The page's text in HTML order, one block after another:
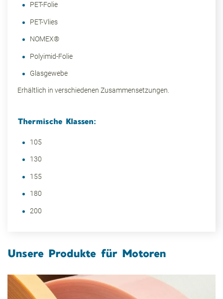
PET-Folie
PET-Vlies
NOMEX®
Polyimid-Folie
Glasgewebe
Erhältlich in verschiedenen Zusammensetzungen.
Thermische Klassen:
105
130
155
180
200
Unsere Produkte für Motoren